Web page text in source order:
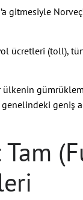
gitmesiyle
ücretleri (toll),
ülkenin
geniş
Tam